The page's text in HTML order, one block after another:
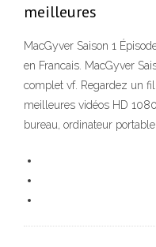
meilleures
MacGyver Saison 1
en Francais. MacGyver
complet vf. Regardez un
meilleures vidéos HD
bureau, ordinateur portable,